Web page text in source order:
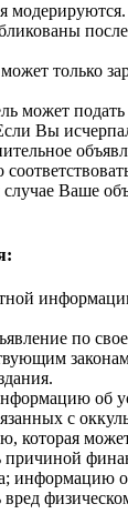
модерируются.
только
может
Вы
Ваше
по
об
с
которая
причиной
информацию о